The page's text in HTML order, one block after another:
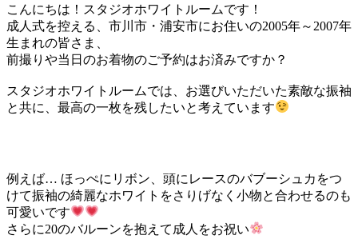
こんにちは！スタジオホワイトルームです！
成人式を控える、市川市・浦安市にお住いの2005年～2007年
生まれの皆さま、
前撮りや当日のお着物のご予約はお済みですか？
スタジオホワイトルームでは、お選びいただいた素敵な振袖
と共に、最高の一枚を残したいと考えています
例えば… ほっぺにリボン、頭にレースのバブーシュカをつ
けて振袖の綺麗なホワイトをさりげなく小物と合わせるのも
可愛いです
さらに20のバルーンを抱えて成人をお祝い